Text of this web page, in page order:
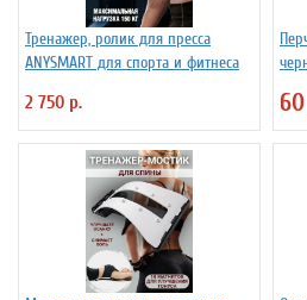
Тренажер, ролик для пресса
ANYSMART для спорта и фитнеса
2 750 р.